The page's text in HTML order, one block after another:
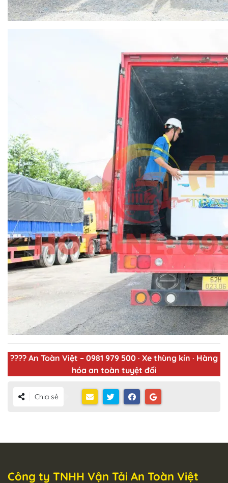
???? An Toàn Việt – 0981 979 500 · Xe thùng kín · Hàng
hóa an toàn tuyệt đối
Chia sẻ
Công ty TNHH Vận Tải An Toàn Việt